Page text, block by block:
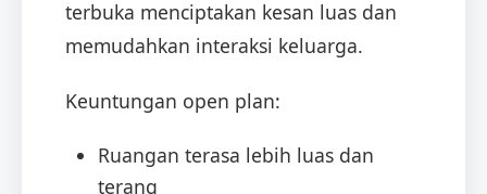
terbuka menciptakan kesan luas dan
memudahkan interaksi keluarga.
Keuntungan open plan:
Ruangan terasa lebih luas dan
terang